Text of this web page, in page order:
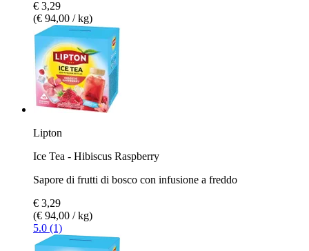
€ 3,29
(€ 94,00 / kg)
Lipton
Ice Tea - Hibiscus Raspberry
Sapore di frutti di bosco con infusione a freddo
€ 3,29
(€ 94,00 / kg)
5.0 (1)